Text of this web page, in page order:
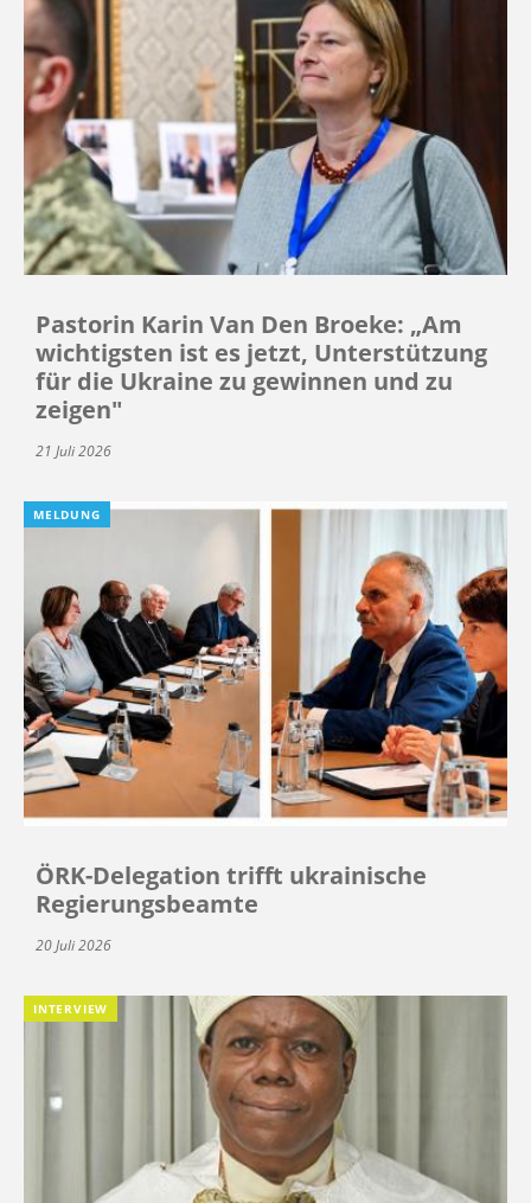
Pastorin Karin Van Den Broeke: „Am
wichtigsten ist es jetzt, Unterstützung
für die Ukraine zu gewinnen und zu
zeigen"
21 Juli 2026
MELDUNG
ÖRK-Delegation trifft ukrainische
Regierungsbeamte
20 Juli 2026
INTERVIEW